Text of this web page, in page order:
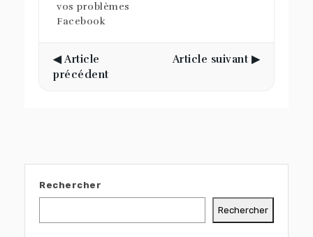
vos problèmes
Facebook
◀ Article
précédent
Article suivant ▶
Rechercher
Rechercher